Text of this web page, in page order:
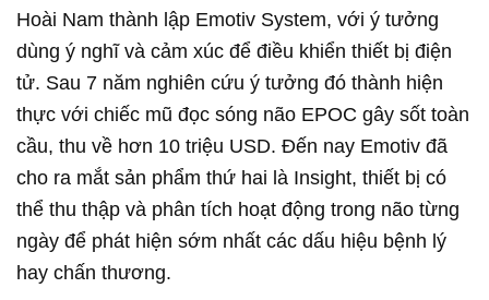
Hoài Nam thành lập Emotiv System, với ý tưởng
dùng ý nghĩ và cảm xúc để điều khiển thiết bị điện
tử. Sau 7 năm nghiên cứu ý tưởng đó thành hiện
thực với chiếc mũ đọc sóng não EPOC gây sốt toàn
cầu, thu về hơn 10 triệu USD. Đến nay Emotiv đã
cho ra mắt sản phẩm thứ hai là Insight, thiết bị có
thể thu thập và phân tích hoạt động trong não từng
ngày để phát hiện sớm nhất các dấu hiệu bệnh lý
hay chấn thương.